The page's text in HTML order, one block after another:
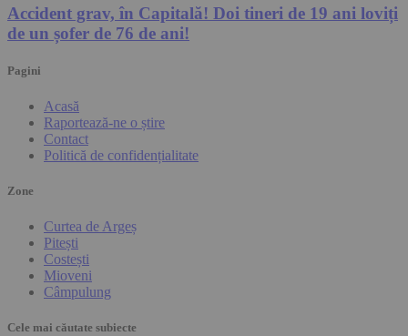
Accident grav, în Capitală! Doi tineri de 19 ani loviți
de un șofer de 76 de ani!
Pagini
Acasă
Raportează-ne o știre
Contact
Politică de confidențialitate
Zone
Curtea de Argeș
Pitești
Costești
Mioveni
Câmpulung
Cele mai căutate subiecte